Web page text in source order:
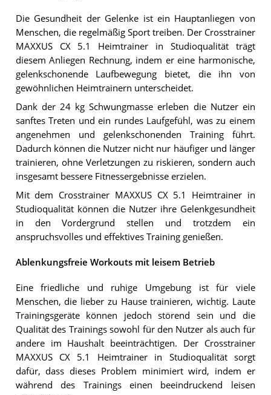
Die Gesundheit der Gelenke ist ein Hauptanliegen von
Menschen, die regelmäßig Sport treiben. Der Crosstrainer
MAXXUS CX 5.1 Heimtrainer in Studioqualität trägt
diesem Anliegen Rechnung, indem er eine harmonische,
gelenkschonende Laufbewegung bietet, die ihn von
gewöhnlichen Heimtrainern unterscheidet.
Dank der 24 kg Schwungmasse erleben die Nutzer ein
sanftes Treten und ein rundes Laufgefühl, was zu einem
angenehmen und gelenkschonenden Training führt.
Dadurch können die Nutzer nicht nur häufiger und länger
trainieren, ohne Verletzungen zu riskieren, sondern auch
insgesamt bessere Fitnessergebnisse erzielen.
Mit dem Crosstrainer MAXXUS CX 5.1 Heimtrainer in
Studioqualität können die Nutzer ihre Gelenkgesundheit
in den Vordergrund stellen und trotzdem ein
anspruchsvolles und effektives Training genießen.
Ablenkungsfreie Workouts mit leisem Betrieb
Eine friedliche und ruhige Umgebung ist für viele
Menschen, die lieber zu Hause trainieren, wichtig. Laute
Trainingsgeräte können jedoch störend sein und die
Qualität des Trainings sowohl für den Nutzer als auch für
andere im Haushalt beeinträchtigen. Der Crosstrainer
MAXXUS CX 5.1 Heimtrainer in Studioqualität sorgt
dafür, dass dieses Problem minimiert wird, indem er
während des Trainings einen beeindruckend leisen